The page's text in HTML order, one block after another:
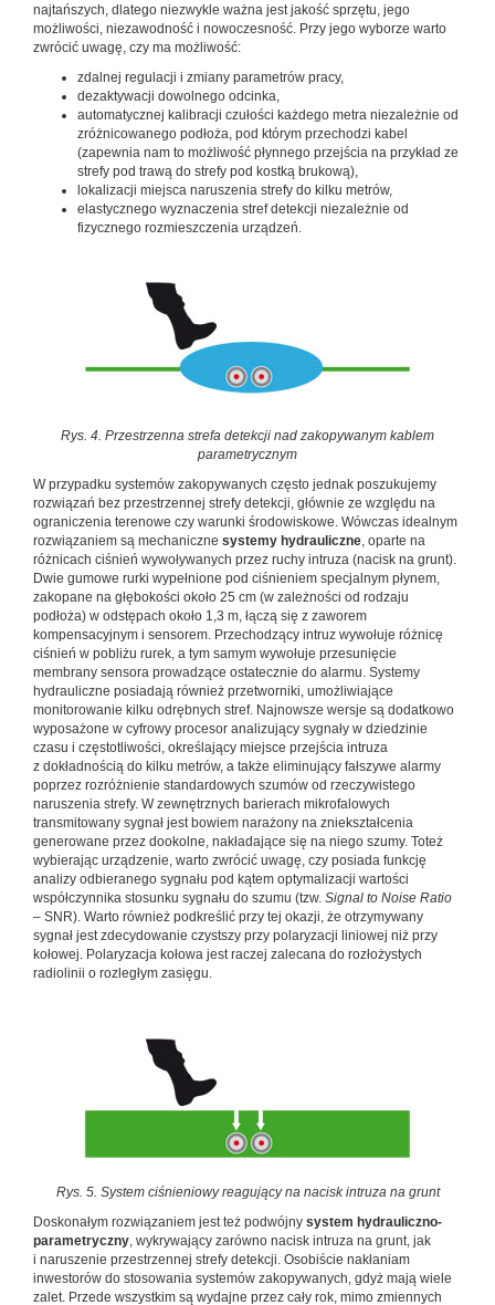
najtańszych, dlatego niezwykle ważna jest jakość sprzętu, jego
możliwości, niezawodność i nowoczesność. Przy jego wyborze warto
zwrócić uwagę, czy ma możliwość:
zdalnej regulacji i zmiany parametrów pracy,
dezaktywacji dowolnego odcinka,
automatycznej kalibracji czułości każdego metra niezależnie od
zróżnicowanego podłoża, pod którym przechodzi kabel
(zapewnia nam to możliwość płynnego przejścia na przykład ze
strefy pod trawą do strefy pod kostką brukową),
lokalizacji miejsca naruszenia strefy do kilku metrów,
elastycznego wyznaczenia stref detekcji niezależnie od
fizycznego rozmieszczenia urządzeń.
Rys. 4. Przestrzenna strefa detekcji nad zakopywanym kablem
parametrycznym
W przypadku systemów zakopywanych często jednak poszukujemy
rozwiązań bez przestrzennej strefy detekcji, głównie ze względu na
ograniczenia terenowe czy warunki środowiskowe. Wówczas idealnym
rozwiązaniem są mechaniczne systemy hydrauliczne, oparte na
różnicach ciśnień wywoływanych przez ruchy intruza (nacisk na grunt).
Dwie gumowe rurki wypełnione pod ciśnieniem specjalnym płynem,
zakopane na głębokości około 25 cm (w zależności od rodzaju
podłoża) w odstępach około 1,3 m, łączą się z zaworem
kompensacyjnym i sensorem. Przechodzący intruz wywołuje różnicę
ciśnień w pobliżu rurek, a tym samym wywołuje przesunięcie
membrany sensora prowadzące ostatecznie do alarmu. Systemy
hydrauliczne posiadają również przetworniki, umożliwiające
monitorowanie kilku odrębnych stref. Najnowsze wersje są dodatkowo
wyposażone w cyfrowy procesor analizujący sygnały w dziedzinie
czasu i częstotliwości, określający miejsce przejścia intruza
z dokładnością do kilku metrów, a także eliminujący fałszywe alarmy
poprzez rozróżnienie standardowych szumów od rzeczywistego
naruszenia strefy. W zewnętrznych barierach mikrofalowych
transmitowany sygnał jest bowiem narażony na zniekształcenia
generowane przez dookolne, nakładające się na niego szumy. Toteż
wybierając urządzenie, warto zwrócić uwagę, czy posiada funkcję
analizy odbieranego sygnału pod kątem optymalizacji wartości
współczynnika stosunku sygnału do szumu (tzw. Signal to Noise Ratio
– SNR). Warto również podkreślić przy tej okazji, że otrzymywany
sygnał jest zdecydowanie czystszy przy polaryzacji liniowej niż przy
kołowej. Polaryzacja kołowa jest raczej zalecana do rozłożystych
radiolinii o rozległym zasięgu.
Rys. 5. System ciśnieniowy reagujący na nacisk intruza na grunt
Doskonałym rozwiązaniem jest też podwójny system hydrauliczno-
parametryczny, wykrywający zarówno nacisk intruza na grunt, jak
i naruszenie przestrzennej strefy detekcji. Osobiście nakłaniam
inwestorów do stosowania systemów zakopywanych, gdyż mają wiele
zalet. Przede wszystkim są wydajne przez cały rok, mimo zmiennych